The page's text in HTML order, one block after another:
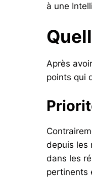
à une
Après
points qui
depuis les
dans les
pertinents